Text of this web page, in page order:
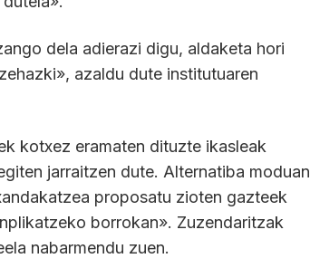
dela adierazi digu, aldaketa hori
azaldu dute institutuaren
kotxez eramaten dituzte ikasleak
jarraitzen dute. Alternatiba moduan
proposatu zioten gazteek
borrokan». Zuzendaritzak
nabarmendu zuen.